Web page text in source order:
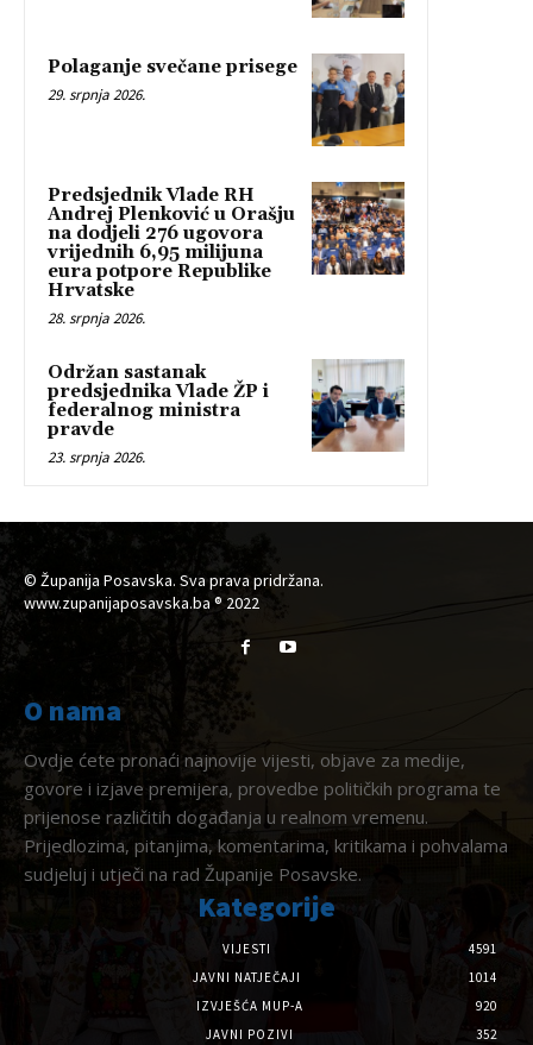
Polaganje svečane prisege
29. srpnja 2026.
Predsjednik Vlade RH
Andrej Plenković u Orašju
na dodjeli 276 ugovora
vrijednih 6,95 milijuna
eura potpore Republike
Hrvatske
28. srpnja 2026.
Održan sastanak
predsjednika Vlade ŽP i
federalnog ministra
pravde
23. srpnja 2026.
© Županija Posavska. Sva prava pridržana.
www.zupanijaposavska.ba ® 2022
O nama
Ovdje ćete pronaći najnovije vijesti, objave za medije,
govore i izjave premijera, provedbe političkih programa te
prijenose različitih događanja u realnom vremenu.
Prijedlozima, pitanjima, komentarima, kritikama i pohvalama
sudjeluj i utječi na rad Županije Posavske.
Kategorije
VIJESTI
4591
JAVNI NATJEČAJI
1014
IZVJEŠĆA MUP-A
920
JAVNI POZIVI
352